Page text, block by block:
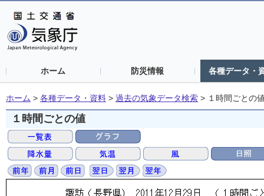
ホーム 防災情報 各種データ・
ホーム > 各種データ・資料 > 過去の気象データ検索 > １時間ごとの
１時間ごとの値